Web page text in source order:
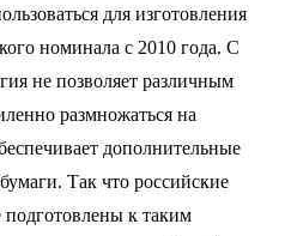
для изготовления
номинала с 2010 года. С
не позволяет различным
размножаться на
дополнительные
Так что российские
подготовлены к таким